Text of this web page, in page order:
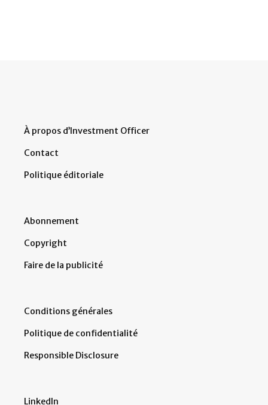
À propos d’Investment Officer
Contact
Politique éditoriale
Abonnement
Copyright
Faire de la publicité
Conditions générales
Politique de confidentialité
Responsible Disclosure
LinkedIn